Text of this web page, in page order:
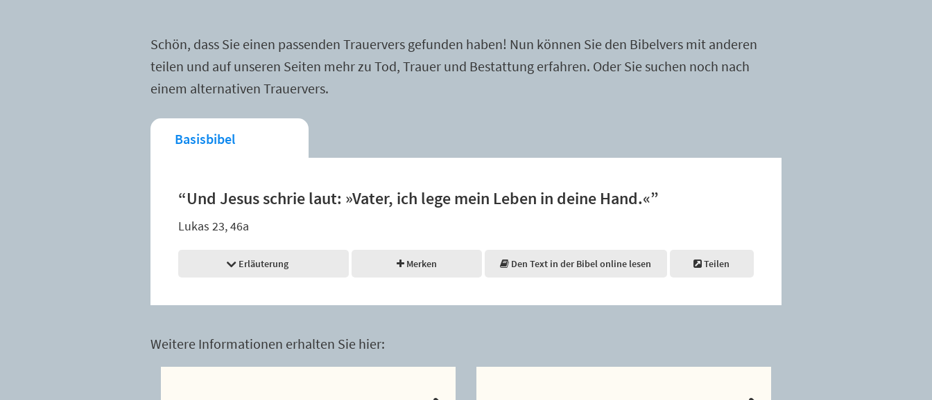
Schön, dass Sie einen passenden Trauervers gefunden haben! Nun können Sie den Bibelvers mit anderen
teilen und auf unseren Seiten mehr zu Tod, Trauer und Bestattung erfahren. Oder Sie suchen noch nach
einem alternativen Trauervers.
Basisbibel
“Und Jesus schrie laut: »Vater, ich lege mein Leben in deine Hand.«”
Lukas 23, 46a
Erläuterung Merken Den Text in der Bibel online lesen Teilen
Weitere Informationen erhalten Sie hier: